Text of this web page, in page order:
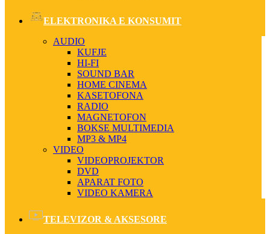
ELEKTRONIKA E KONSUMIT
AUDIO
KUFJE
HI-FI
SOUND BAR
HOME CINEMA
KASETOFONA
RADIO
MAGNETOFON
BOKSE MULTIMEDIA
MP3 & MP4
VIDEO
VIDEOPROJEKTOR
DVD
APARAT FOTO
VIDEO KAMERA
TELEVIZOR & AKSESORE